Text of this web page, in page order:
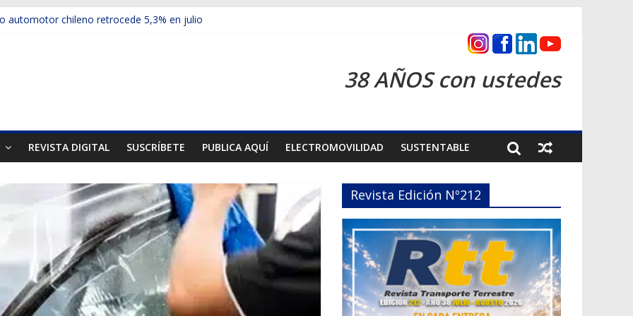
automotor chileno retrocede 5,3% en julio
ups presentó la recién estrenada Bolden en la Expo Compras Públicas 2026
mercado internacional en lanzar la nueva Maxus T70
38 AÑOS con ustedes
REVISTA DIGITAL SUSCRÍBETE PUBLICA AQUÍ ELECTROMOVILIDAD SUSTENTABLE
Revista Edición Nº212